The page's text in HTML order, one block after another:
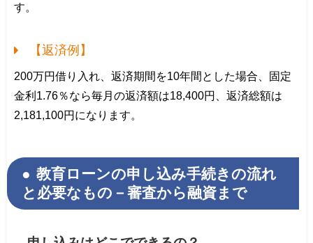
す。
【返済例】
200万円借り入れ、返済期間を10年間とした場合、固定
金利1.76％なら毎月の返済額は18,400円、返済総額は
2,181,100円になります。
教育ローンの申し込み手続きの流れ
と必要なもの－審査から融資まで